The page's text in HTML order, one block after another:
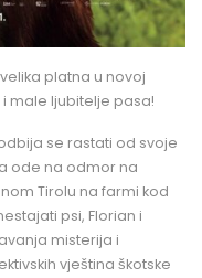
platna u novoj
male ljubitelje pasa!
se rastati od svoje
ode na odmor na
Tirolu na farmi kod
psi, Florian i
misterija i
vještina škotske